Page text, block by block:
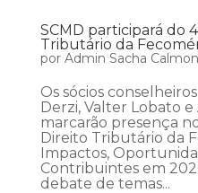
SCMD participará do
Tributário da
por Admin Sacha Calmon
Os sócios
Derzi, Valter Lobato
marcarão presença
Direito Tributário da
Impactos,
Contribuintes em
debate de temas...